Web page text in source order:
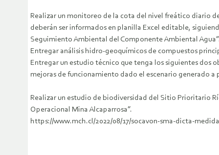
Realizar un monitoreo de la cota del nivel freático diario
deberán ser informados en planilla Excel editable,
Seguimiento Ambiental del Componente Ambiental
Entregar análisis hidro-geoquímicos de compuestos
Entregar un estudio técnico que tenga los siguientes dos
mejoras de funcionamiento dado el escenario generado
Realizar un estudio de biodiversidad del Sitio Prioritario
Operacional Mina Alcaparrosa”.
https://www.mch.cl/2022/08/17/socavon-sma-dicta-